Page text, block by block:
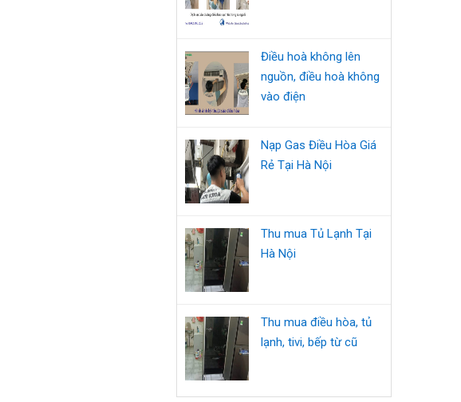
Điều hoà không lên
nguồn, điều hoà không
vào điện
Nạp Gas Điều Hòa Giá
Rẻ Tại Hà Nội
Thu mua Tủ Lạnh Tại
Hà Nội
Thu mua điều hòa, tủ
lạnh, tivi, bếp từ cũ